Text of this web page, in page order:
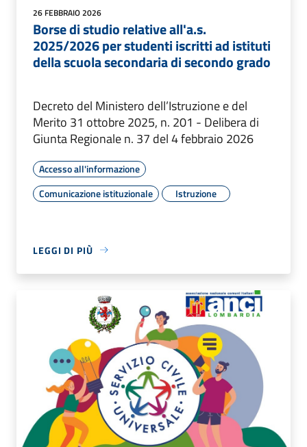
26 FEBBRAIO 2026
Borse di studio relative all'a.s.
2025/2026 per studenti iscritti ad istituti
della scuola secondaria di secondo grado
Decreto del Ministero dell’Istruzione e del
Merito 31 ottobre 2025, n. 201 - Delibera di
Giunta Regionale n. 37 del 4 febbraio 2026
Accesso all'informazione
Comunicazione istituzionale
Istruzione
LEGGI DI PIÙ